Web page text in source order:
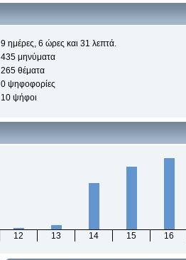
9 ημέρες, 6 ώρες και 31 λεπτά.
435 μηνύματα
265 θέματα
0 ψηφοφορίες
10 ψήφοι
12 13 14 15 16